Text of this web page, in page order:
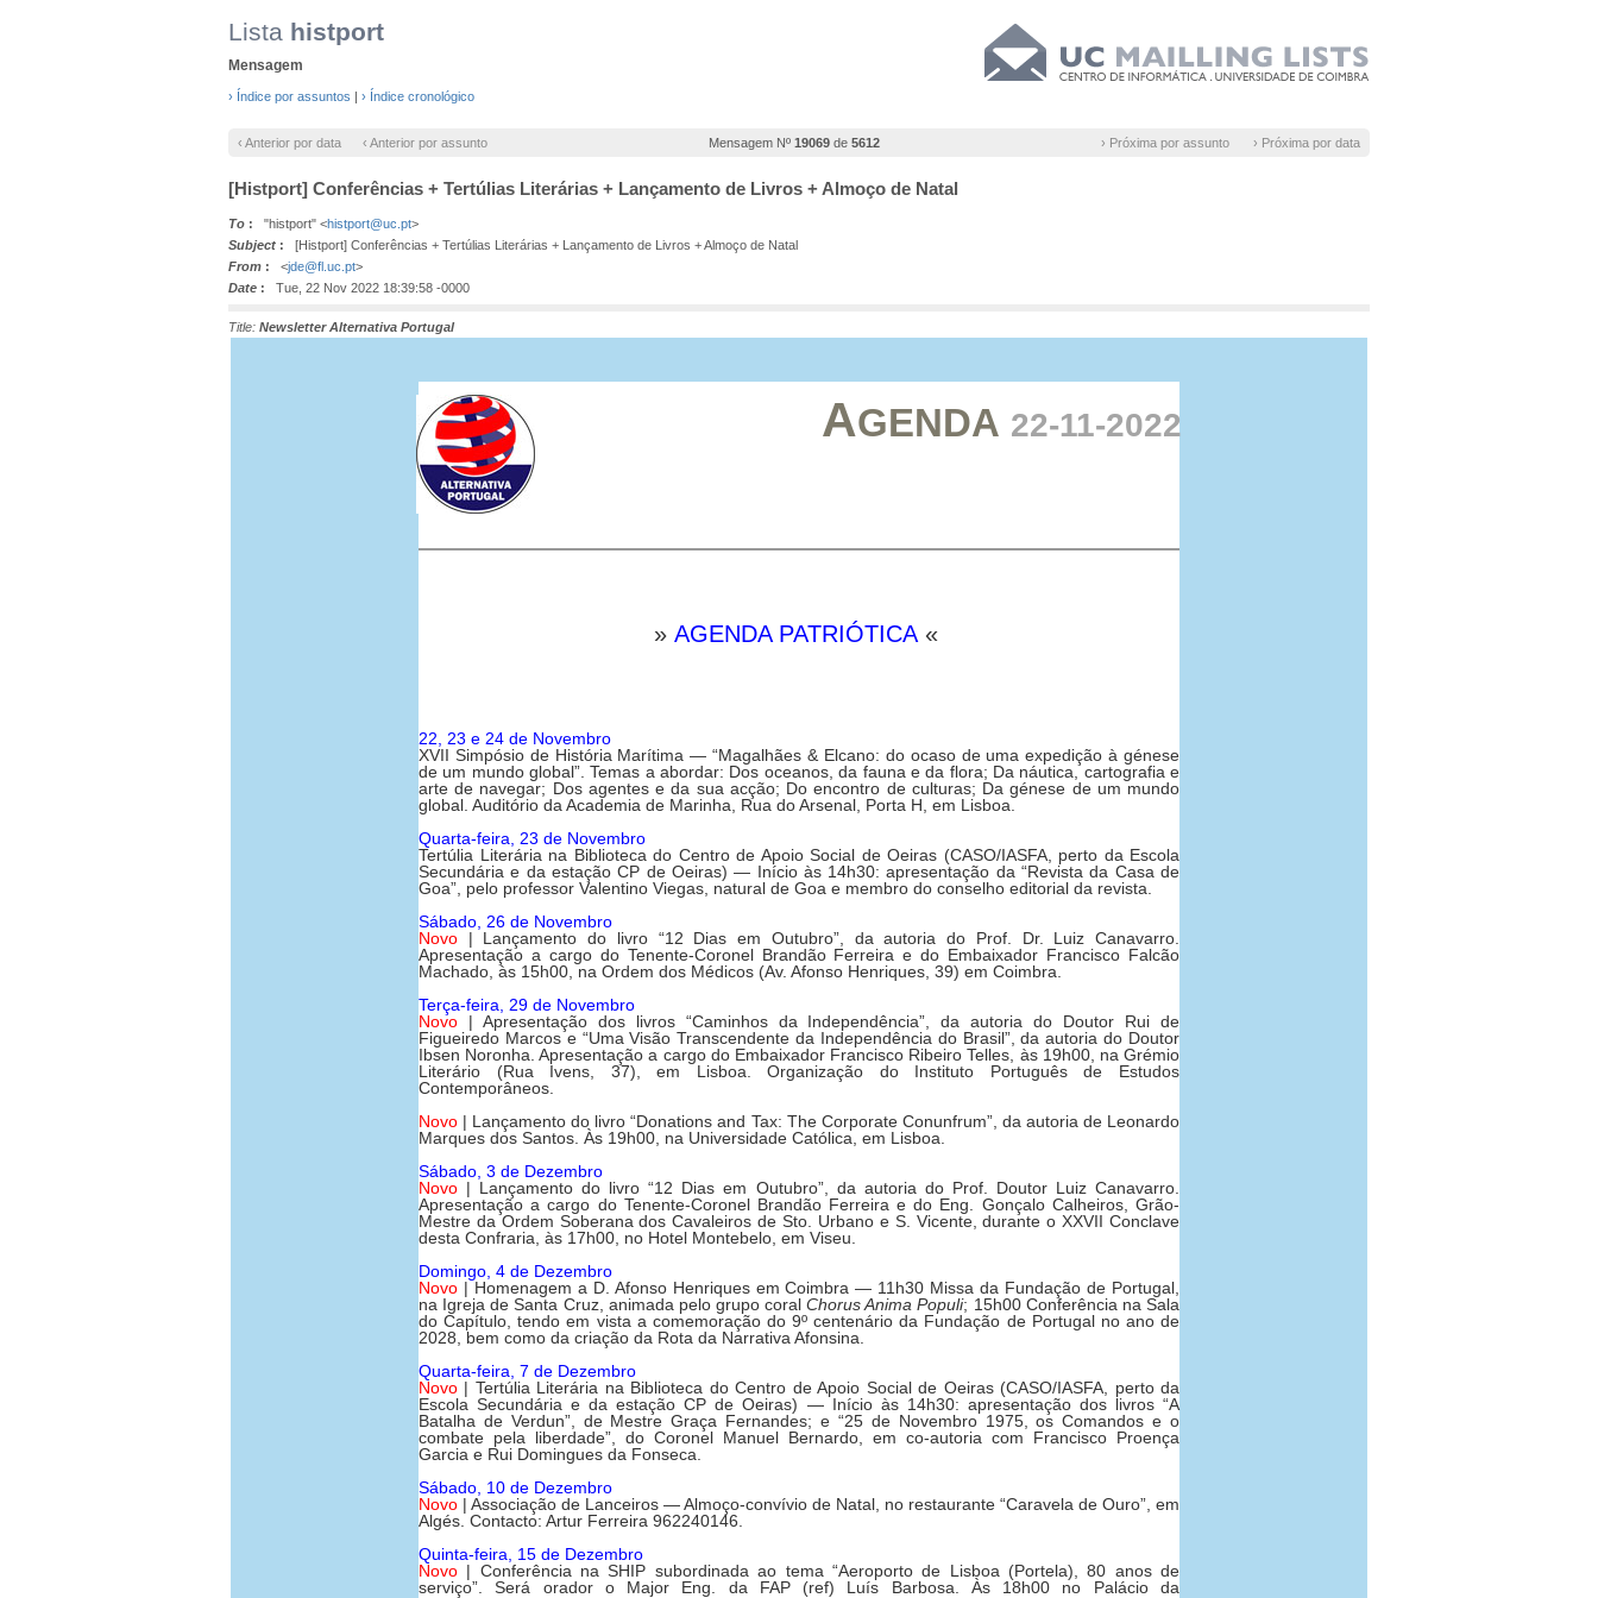
Lista histport
Mensagem
› Índice por assuntos | › Índice cronológico
‹ Anterior por data ‹ Anterior por assunto Mensagem Nº 19069 de 5612 › Próxima por assunto › Próxima por data
[Histport] Conferências + Tertúlias Literárias + Lançamento de Livros + Almoço de Natal
To : "histport" <histport@uc.pt>
Subject : [Histport] Conferências + Tertúlias Literárias + Lançamento de Livros + Almoço de Natal
From : <jde@fl.uc.pt>
Date : Tue, 22 Nov 2022 18:39:58 -0000
Title: Newsletter Alternativa Portugal
AGENDA 22-11-2022
» AGENDA PATRIÓTICA«
22, 23 e 24 de Novembro
XVII Simpósio de História Marítima — “Magalhães & Elcano: do ocaso de uma expedição à génese
de um mundo global”. Temas a abordar: Dos oceanos, da fauna e da flora; Da náutica, cartografia e
arte de navegar; Dos agentes e da sua acção; Do encontro de culturas; Da génese de um mundo
global. Auditório da Academia de Marinha, Rua do Arsenal, Porta H, em Lisboa.
Quarta-feira, 23 de Novembro
Tertúlia Literária na Biblioteca do Centro de Apoio Social de Oeiras (CASO/IASFA, perto da Escola
Secundária e da estação CP de Oeiras) — Início às 14h30: apresentação da “Revista da Casa de
Goa”, pelo professor Valentino Viegas, natural de Goa e membro do conselho editorial da revista.
Sábado, 26 de Novembro
Novo | Lançamento do livro“12 Dias em Outubro”, da autoria do Prof. Dr. Luiz Canavarro.
Apresentação a cargo do Tenente-Coronel Brandão Ferreira e do Embaixador Francisco Falcão
Machado, às 15h00, na Ordem dos Médicos (Av. Afonso Henriques, 39) em Coimbra.
Terça-feira, 29 de Novembro
Novo | Apresentação dos livros“Caminhos da Independência”, da autoria do Doutor Rui de
Figueiredo Marcos e “Uma Visão Transcendente da Independência do Brasil”, da autoria do Doutor
Ibsen Noronha. Apresentação a cargo do Embaixador Francisco Ribeiro Telles, às 19h00, na Grémio
Literário (Rua Ivens, 37), em Lisboa. Organização do Instituto Português de Estudos
Contemporâneos.
Novo | Lançamento do livro “Donations and Tax: The Corporate Conunfrum”, da autoria de Leonardo
Marques dos Santos. Às 19h00, na Universidade Católica, em Lisboa.
Sábado, 3 de Dezembro
Novo | Lançamento do livro “12 Dias em Outubro”, da autoria do Prof. Doutor Luiz Canavarro.
Apresentação a cargo do Tenente-Coronel Brandão Ferreira e do Eng. Gonçalo Calheiros, Grão-
Mestre da Ordem Soberana dos Cavaleiros de Sto. Urbano e S. Vicente, durante o XXVII Conclave
desta Confraria, às 17h00, no Hotel Montebelo, em Viseu.
Domingo, 4 de Dezembro
Novo | Homenagem a D. Afonso Henriques em Coimbra — 11h30 Missa da Fundação de Portugal,
na Igreja de Santa Cruz, animada pelo grupo coralChorus Anima Populi; 15h00 Conferência na Sala
do Capítulo, tendo em vista a comemoração do 9º centenário da Fundação de Portugal no ano de
2028, bem como da criação da Rota da Narrativa Afonsina.
Quarta-feira, 7 de Dezembro
Novo | Tertúlia Literária na Biblioteca do Centro de Apoio Social de Oeiras (CASO/IASFA, perto da
Escola Secundária e da estação CP de Oeiras) — Início às 14h30: apresentação dos livros “A
Batalha de Verdun”, de Mestre Graça Fernandes; e “25 de Novembro 1975, os Comandos e o
combate pela liberdade”, do Coronel Manuel Bernardo, em co-autoria com Francisco Proença
Garcia e Rui Domingues da Fonseca.
Sábado, 10 de Dezembro
Novo | Associação de Lanceiros — Almoço-convívio de Natal, no restaurante “Caravela de Ouro”, em
Algés. Contacto: Artur Ferreira 962240146.
Quinta-feira, 15 de Dezembro
Novo | Conferência na SHIP subordinada ao tema “Aeroporto de Lisboa (Portela), 80 anos de
serviço”. Será orador o Major Eng. da FAP (ref) Luís Barbosa. Às 18h00 no Palácio da